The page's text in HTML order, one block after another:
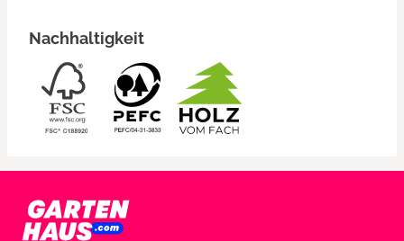
Nachhaltigkeit